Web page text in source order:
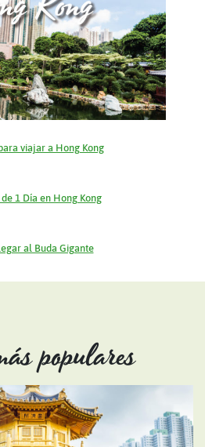
viajar a Hong Kong
1 Día en Hong Kong
al Buda Gigante
populares